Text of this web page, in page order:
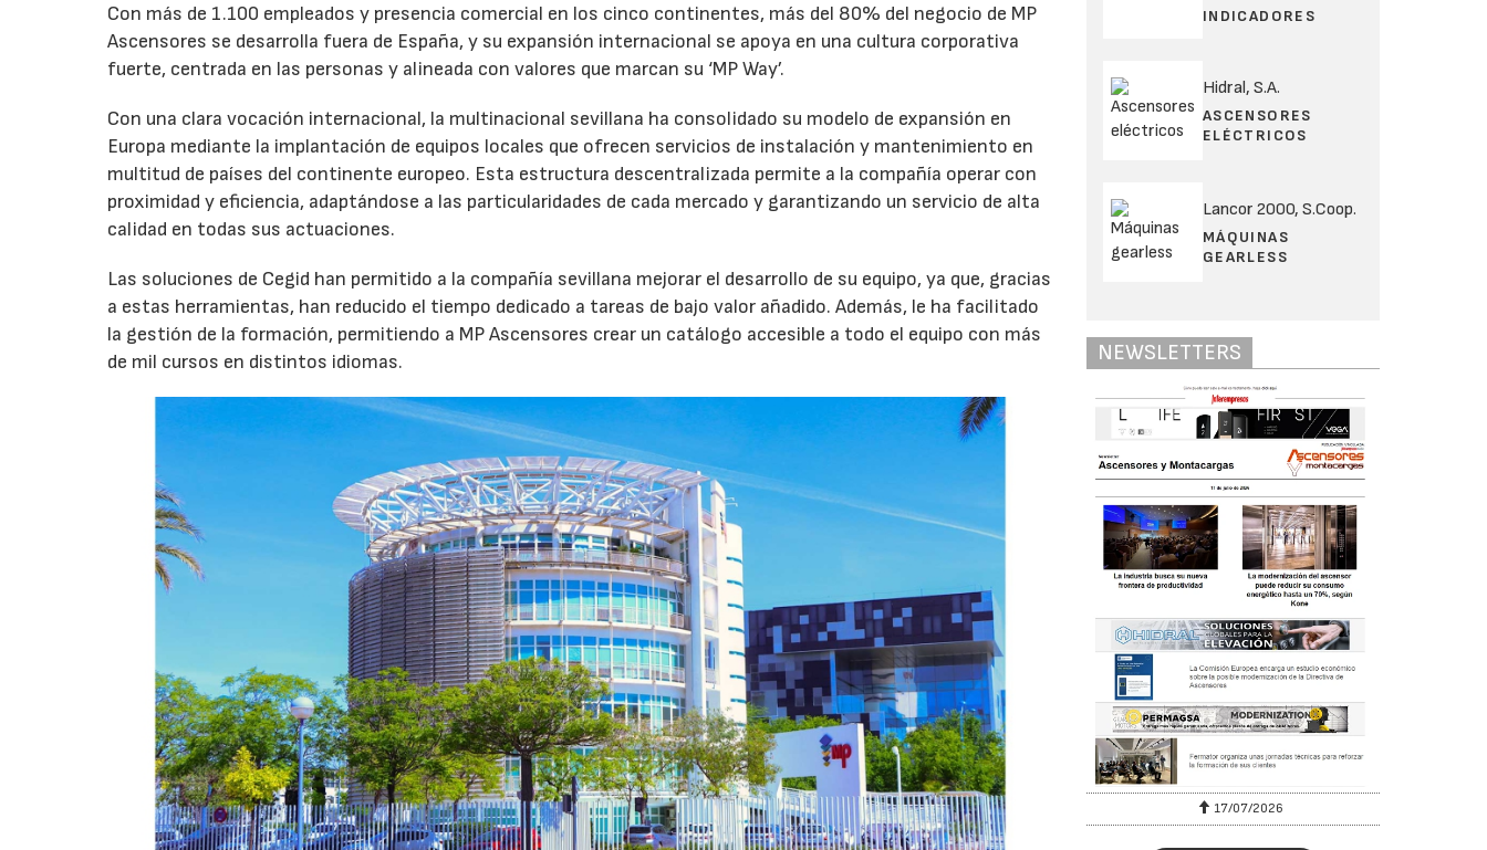
Con más de 1.100 empleados y presencia comercial en los cinco continentes, más del 80% del negocio de MP
Ascensores se desarrolla fuera de España, y su expansión internacional se apoya en una cultura corporativa
fuerte, centrada en las personas y alineada con valores que marcan su ‘MP Way’.
Con una clara vocación internacional, la multinacional sevillana ha consolidado su modelo de expansión en
Europa mediante la implantación de equipos locales que ofrecen servicios de instalación y mantenimiento en
multitud de países del continente europeo. Esta estructura descentralizada permite a la compañía operar con
proximidad y eficiencia, adaptándose a las particularidades de cada mercado y garantizando un servicio de alta
calidad en todas sus actuaciones.
Las soluciones de Cegid han permitido a la compañía sevillana mejorar el desarrollo de su equipo, ya que, gracias
a estas herramientas, han reducido el tiempo dedicado a tareas de bajo valor añadido. Además, le ha facilitado
la gestión de la formación, permitiendo a MP Ascensores crear un catálogo accesible a todo el equipo con más
de mil cursos en distintos idiomas.
INDICADORES
Hidral, S.A.
ASCENSORES
ELÉCTRICOS
Lancor 2000, S.Coop.
MÁQUINAS
GEARLESS
NEWSLETTERS
17/07/2026 31/07/2026 17/07/2026